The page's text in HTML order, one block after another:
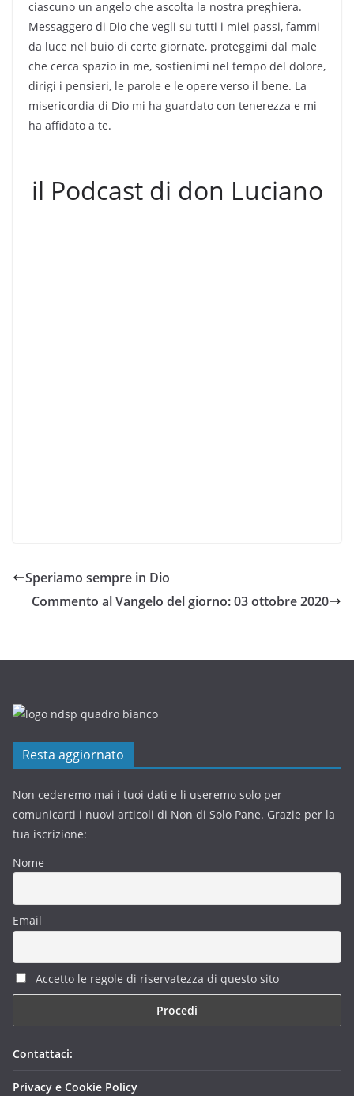
ciascuno un angelo che ascolta la nostra preghiera.
Messaggero di Dio che vegli su tutti i miei passi, fammi
da luce nel buio di certe giornate, proteggimi dal male
che cerca spazio in me, sostienimi nel tempo del dolore,
dirigi i pensieri, le parole e le opere verso il bene. La
misericordia di Dio mi ha guardato con tenerezza e mi
ha affidato a te.
il Podcast di don Luciano
Speriamo sempre in Dio
Commento al Vangelo del giorno: 03 ottobre 2020
Resta aggiornato
Non cederemo mai i tuoi dati e li useremo solo per
comunicarti i nuovi articoli di Non di Solo Pane. Grazie per la
tua iscrizione:
Nome
Email
Accetto le regole di riservatezza di questo sito
Contattaci:
Privacy e Cookie Policy